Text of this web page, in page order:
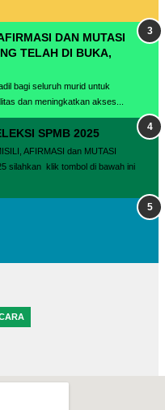
DAN MUTASI
TELAH DI BUKA,
bagi seluruh murid untuk
dan meningkatkan akses...
SPMB 2025
AFIRMASI dan MUTASI
silahkan klik tombol di bawah ini